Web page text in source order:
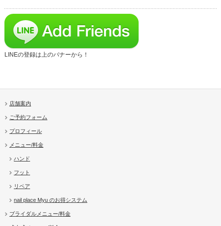
LINEの登録は上のバナーから！
店舗案内
ご予約フォーム
プロフィール
メニュー/料金
ハンド
フット
リペア
nail place Myu のお得システム
ブライダルメニュー/料金